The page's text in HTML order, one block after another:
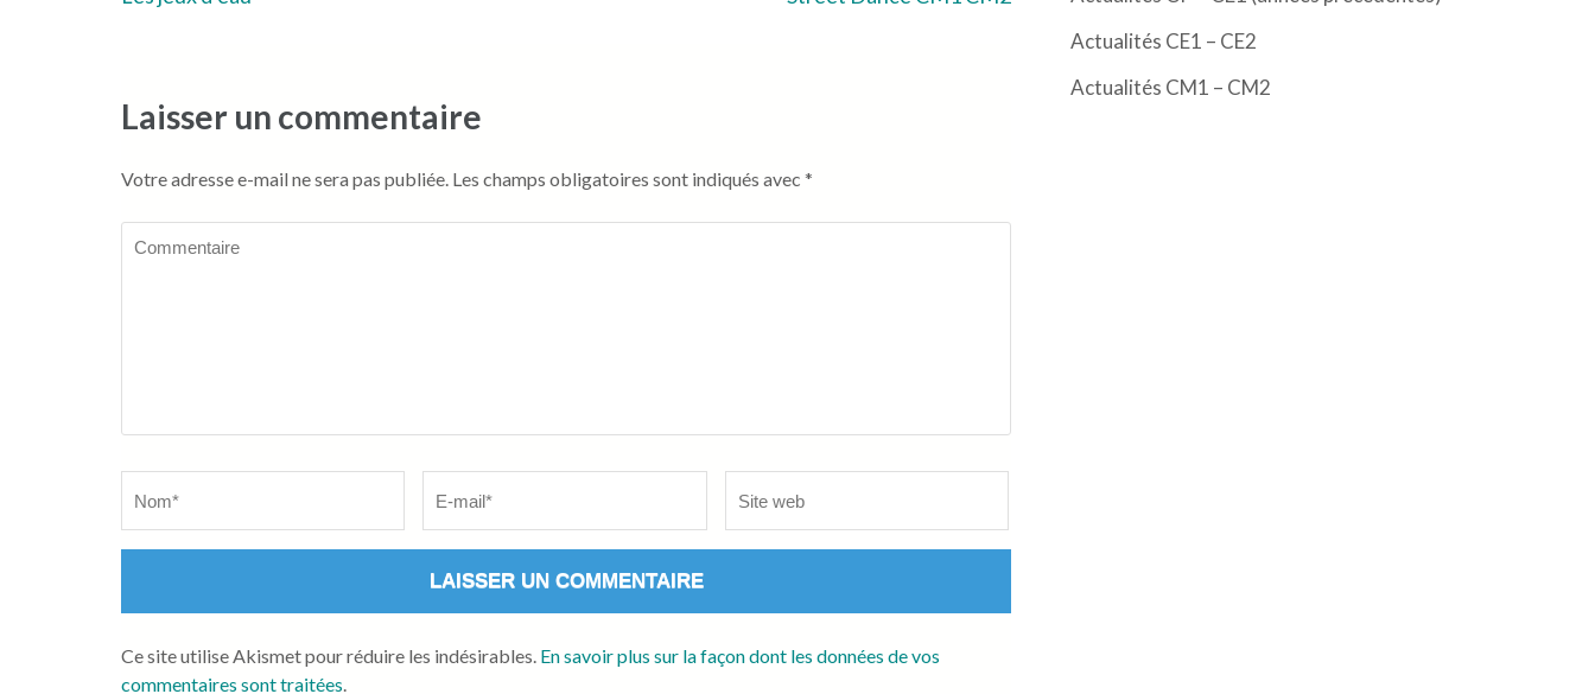
l’article
Laisser un commentaire
Votre adresse e-mail ne sera pas publiée. Les champs obligatoires sont indiqués avec *
web
Ce site utilise Akismet pour réduire les indésirables. En savoir plus sur la façon dont les données de vos
commentaires sont traitées.
Actualités CE1 – CE2
Actualités CM1 – CM2